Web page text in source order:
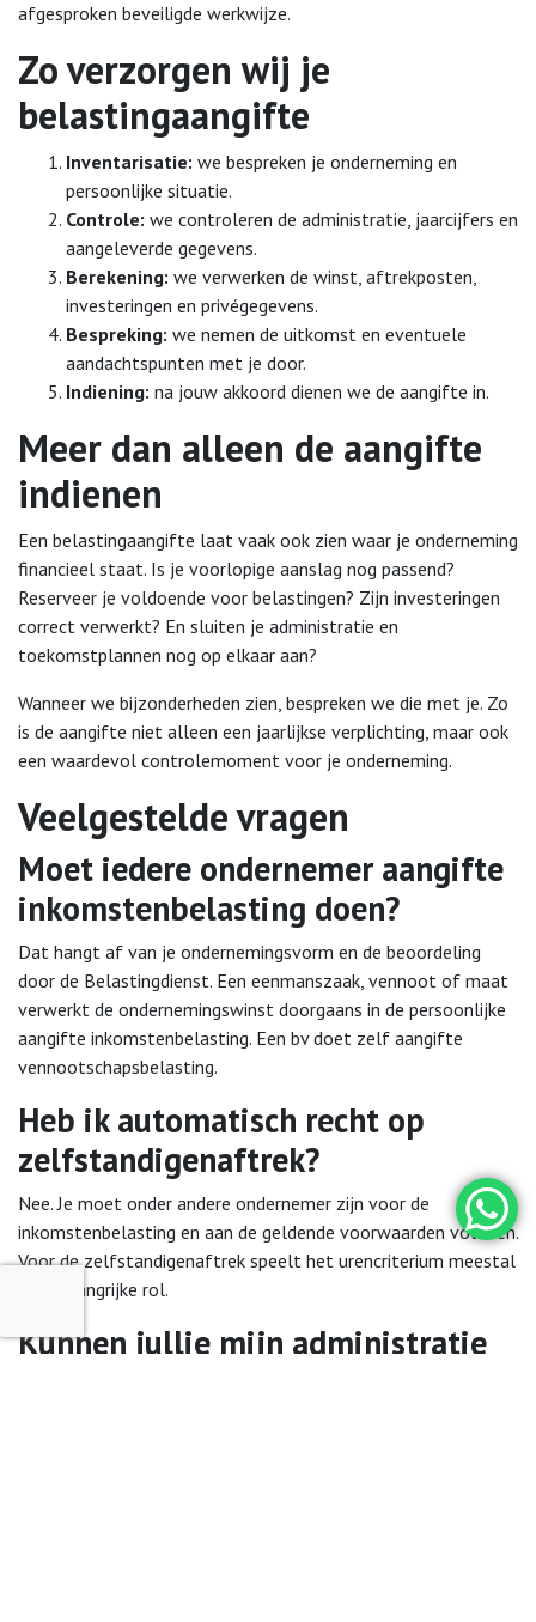
afgesproken beveiligde werkwijze.
Zo verzorgen wij je
belastingaangifte
Inventarisatie: we bespreken je onderneming en
persoonlijke situatie.
Controle: we controleren de administratie, jaarcijfers en
aangeleverde gegevens.
Berekening: we verwerken de winst, aftrekposten,
investeringen en privégegevens.
Bespreking: we nemen de uitkomst en eventuele
aandachtspunten met je door.
Indiening: na jouw akkoord dienen we de aangifte in.
Meer dan alleen de aangifte
indienen
Een belastingaangifte laat vaak ook zien waar je onderneming
financieel staat. Is je voorlopige aanslag nog passend?
Reserveer je voldoende voor belastingen? Zijn investeringen
correct verwerkt? En sluiten je administratie en
toekomstplannen nog op elkaar aan?
Wanneer we bijzonderheden zien, bespreken we die met je. Zo
is de aangifte niet alleen een jaarlijkse verplichting, maar ook
een waardevol controlemoment voor je onderneming.
Veelgestelde vragen
Moet iedere ondernemer aangifte
inkomstenbelasting doen?
Dat hangt af van je ondernemingsvorm en de beoordeling
door de Belastingdienst. Een eenmanszaak, vennoot of maat
verwerkt de ondernemingswinst doorgaans in de persoonlijke
aangifte inkomstenbelasting. Een bv doet zelf aangifte
vennootschapsbelasting.
Heb ik automatisch recht op
zelfstandigenaftrek?
Nee. Je moet onder andere ondernemer zijn voor de
inkomstenbelasting en aan de geldende voorwaarden voldoen.
Voor de zelfstandigenaftrek speelt het urencriterium meestal
een belangrijke rol.
Kunnen jullie mijn administratie